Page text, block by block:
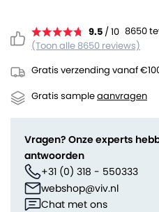
9.5 / 10 8650
(Toon alle 8650 reviews)
Gratis verzending vanaf
Gratis sampleaanvragen
Vragen? Onze experts
antwoorden
+31 (0) 318 - 550333
webshop@viv.nl
Chat met ons